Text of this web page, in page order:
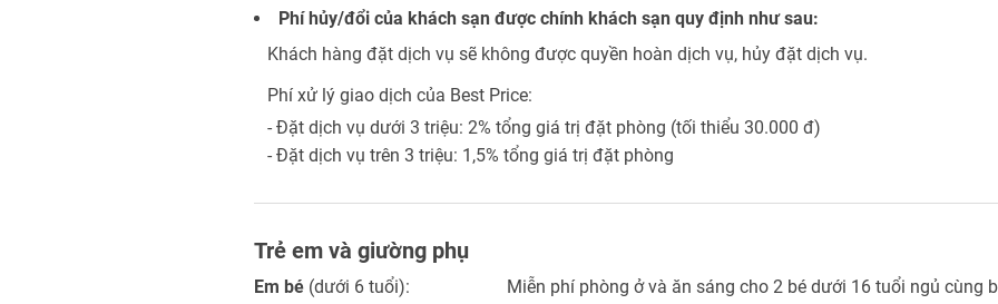
Phí hủy/đổi của khách sạn được chính khách sạn quy định như sau:
Khách hàng đặt dịch vụ sẽ không được quyền hoàn dịch vụ, hủy đặt dịch vụ.
Phí xử lý giao dịch của Best Price:
- Đặt dịch vụ dưới 3 triệu: 2% tổng giá trị đặt phòng (tối thiểu 30.000 đ)
- Đặt dịch vụ trên 3 triệu: 1,5% tổng giá trị đặt phòng
Trẻ em và giường phụ
Em bé (dưới 6 tuổi): Miễn phí phòng ở và ăn sáng cho 2 bé dưới 16 tuổi ngủ cùng